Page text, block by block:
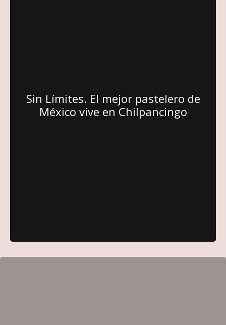
Sin Límites. El mejor pastelero de
México vive en Chilpancingo